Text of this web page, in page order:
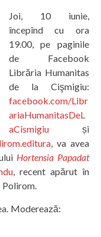
Joi, 10 iunie,
începînd cu ora
19.00, pe paginile
de Facebook
Librăria Humanitas
de la Cişmigiu:
facebook.com/Libr
ariaHumanitasDeL
aCismigiu și
, va avea
Hortensia Papadat
, recent apărut în
Moderează: